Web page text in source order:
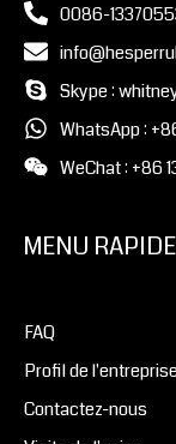
0086-
Skype :
WhatsApp :
WeChat : +86
MENU RAPIDE
FAQ
Profil de
Contactez-nous